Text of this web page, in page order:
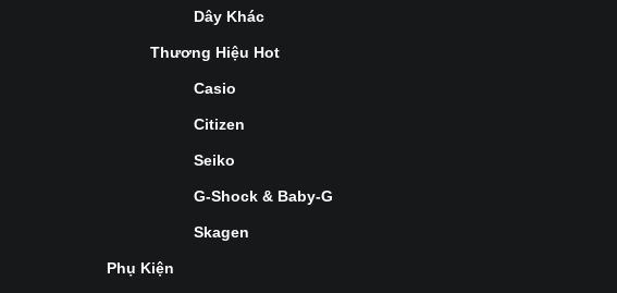
Dây Khác
Thương Hiệu Hot
Casio
Citizen
Seiko
G-Shock & Baby-G
Skagen
Phụ Kiện